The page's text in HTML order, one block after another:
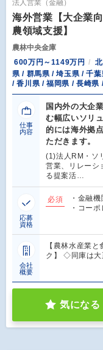
法人営業（金融）
海外営業【大企業
農領域支援】
農林中央金庫
600万円～1149万円
県 / 群馬県 / 埼玉県 / 千
/ 香川県 / 福岡県 / 長崎県
仕事
内容
国内外の大企
む幅広いソリ
的には海外拠
ただきます。
(1)法人RM・ソ
営業、リレーシ
る提案活…
応募
資格
必須
・金融
・コー
会社
概要
【農林水産業
ク】 ◇同庫は大
気になる